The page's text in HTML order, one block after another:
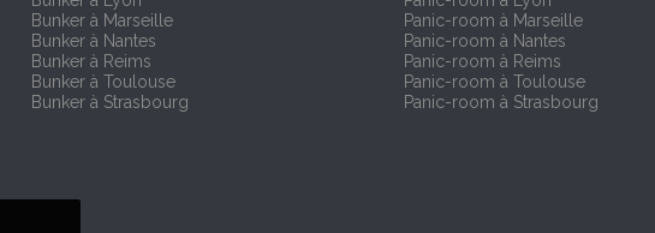
Bunker à Marseille
Bunker à Nantes
Bunker à Reims
Bunker à Toulouse
Bunker à Strasbourg
Panic-room à Marseille
Panic-room à Nantes
Panic-room à Reims
Panic-room à Toulouse
Panic-room à Strasbourg